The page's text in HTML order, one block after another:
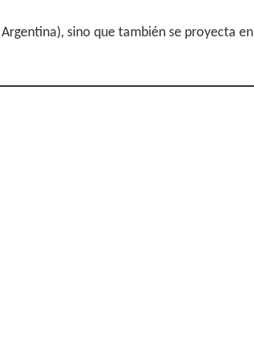
Argentina), sino que también se proyecta en